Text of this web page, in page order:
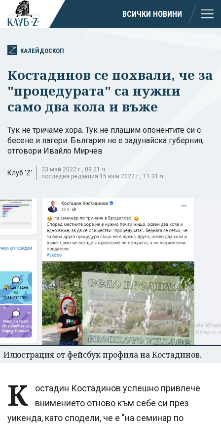
ВСИЧКИ НОВИНИ
КАЛЕЙДОСКОП
Костадинов се похвали, че за
"процедурата" са нужни
само два кола и въже
Тук не тричаме хора. Тук не плашим опонентите си с
бесене и лагери. България не е задунайска губерния,
отговори Ивайло Мирчев
Клуб 'Z'
23 май 2022 г., 09:21 ч.
последна редакция 15 юли 2022 г., 11:31 ч.
Илюстрация от фейсбук профила на Костадинов.
К
остадин Костадинов успешно привлече
внимението отново към себе си през
уикенда, като сподели, че е "на семинар по